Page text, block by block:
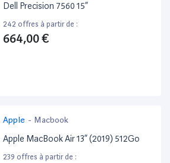
Dell Precision 7560 15”
242 offres à partir de :
664,00 €
Apple - Macbook
Apple MacBook Air 13” (2019) 512Go
239 offres à partir de :